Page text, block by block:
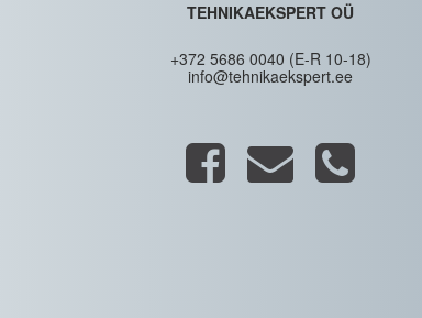
TEHNIKAEKSPERT OÜ
+372 5686 0040 (E-R 10-18)
info@tehnikaekspert.ee